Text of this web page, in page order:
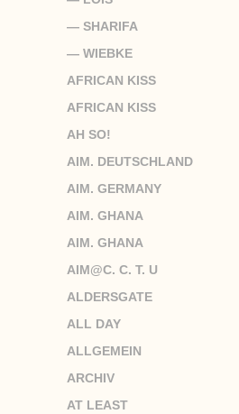
— SHARIFA
— WIEBKE
AFRICAN KISS
AFRICAN KISS
AH SO!
AIM. DEUTSCHLAND
AIM. GERMANY
AIM. GHANA
AIM. GHANA
AIM@C. C. T. U
ALDERSGATE
ALL DAY
ALLGEMEIN
ARCHIV
AT LEAST